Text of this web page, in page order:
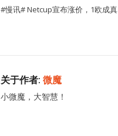
#慢讯# Netcup宣布涨价，1欧成真
关于作者:微魔
小微魔，大智慧！